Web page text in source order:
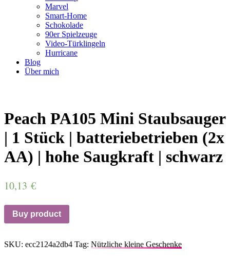
Marvel
Smart-Home
Schokolade
90er Spielzeuge
Video-Türklingeln
Hurricane
Blog
Über mich
Peach PA105 Mini Staubsauger
| 1 Stück | batteriebetrieben (2x
AA) | hohe Saugkraft | schwarz
10,13 €
Buy product
SKU: ecc2124a2db4 Tag: Nützliche kleine Geschenke